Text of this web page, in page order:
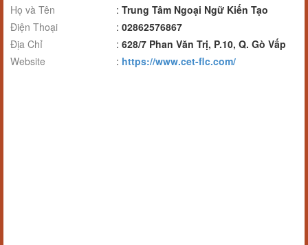
Họ và Tên
: Trung Tâm Ngoại Ngữ Kiến Tạo
Điện Thoại
: 02862576867
Địa Chỉ
: 628/7 Phan Văn Trị, P.10, Q. Gò Vấp
Website
: https://www.cet-flc.com/